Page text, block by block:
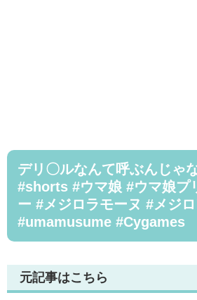
デリ〇ルなんて呼ぶんじゃ
#shorts #ウマ娘 #ウマ娘プ
ー #メジロラモーヌ #メジ
#umamusume #Cygames
元記事はこちら